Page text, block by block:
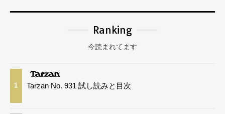
Ranking
今読まれてます
1 Tarzan No. 931 試し読みと目次